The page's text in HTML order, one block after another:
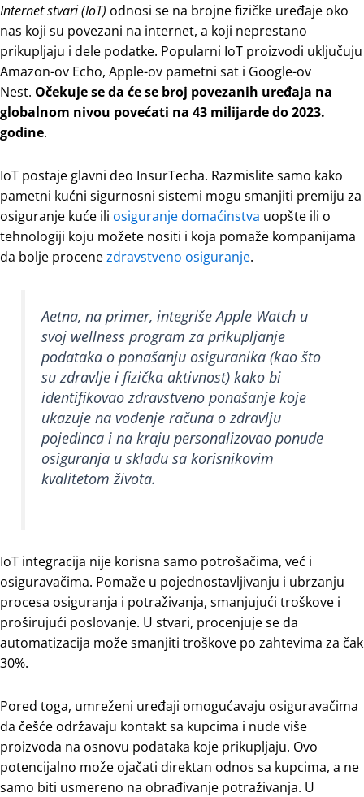
Internet stvari (IoT) odnosi se na brojne fizičke uređaje oko
nas koji su povezani na internet, a koji neprestano
prikupljaju i dele podatke. Popularni IoT proizvodi uključuju
Amazon-ov Echo, Apple-ov pametni sat i Google-ov
Nest. Očekuje se da će se broj povezanih uređaja na
globalnom nivou povećati na 43 milijarde do 2023.
godine.
IoT postaje glavni deo InsurTecha. Razmislite samo kako
pametni kućni sigurnosni sistemi mogu smanjiti premiju za
osiguranje kuće ili osiguranje domaćinstva uopšte ili o
tehnologiji koju možete nositi i koja pomaže kompanijama
da bolje procenezdravstveno osiguranje.
Aetna, na primer, integriše Apple Watch u
svoj wellness program za prikupljanje
podataka o ponašanju osiguranika (kao što
su zdravlje i fizička aktivnost) kako bi
identifikovao zdravstveno ponašanje koje
ukazuje na vođenje računa o zdravlju
pojedinca i na kraju personalizovao ponude
osiguranja u skladu sa korisnikovim
kvalitetom života.
IoT integracija nije korisna samo potrošačima, već i
osiguravačima. Pomaže u pojednostavljivanju i ubrzanju
procesa osiguranja i potraživanja, smanjujući troškove i
proširujući poslovanje. U stvari, procenjuje se da
automatizacija može smanjiti troškove po zahtevima za čak
30%.
Pored toga, umreženi uređaji omogućavaju osiguravačima
da češće održavaju kontakt sa kupcima i nude više
proizvoda na osnovu podataka koje prikupljaju. Ovo
potencijalno može ojačati direktan odnos sa kupcima, a ne
samo biti usmereno na obrađivanje potraživanja. U